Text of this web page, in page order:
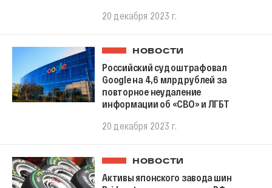
20 декабря 2023 г.
НОВОСТИ
Российский суд оштрафовал
Google на 4,6 млрд рублей за
повторное неудаление
информации об «СВО» и ЛГБТ
20 декабря 2023 г.
НОВОСТИ
Активы японского завода шин